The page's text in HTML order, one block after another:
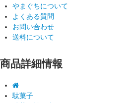
やまぐちについて
よくある質問
お問い合わせ
送料について
商品詳細情報
駄菓子